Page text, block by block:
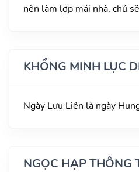
nên làm lợp mái nhà, chủ
KHỔNG MINH LỤC
Ngày Lưu Liên là ngày
NGỌC HẠP THÔNG